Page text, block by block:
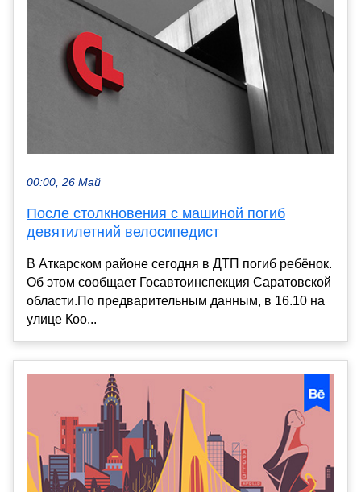
00:00, 26 Май
После столкновения с машиной погиб
девятилетний велосипедист
В Аткарском районе сегодня в ДТП погиб ребёнок.
Об этом сообщает Госавтоинспекция Саратовской
области.По предварительным данным, в 16.10 на
улице Коо...